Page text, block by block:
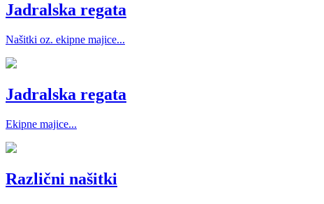
Jadralska regata
Našitki oz. ekipne majice...
Jadralska regata
Ekipne majice...
Različni našitki